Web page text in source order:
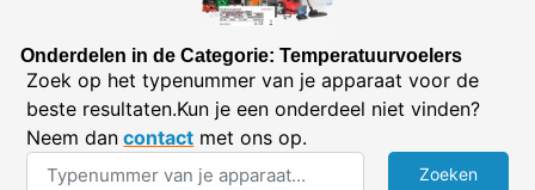
Onderdelen in de Categorie: Temperatuurvoelers
Zoek op het typenummer van je apparaat voor de
beste resultaten.Kun je een onderdeel niet vinden?
Neem dan contact met ons op.